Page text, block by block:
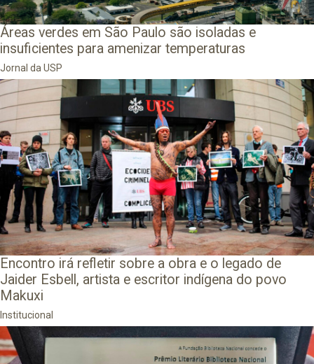
Áreas verdes em São Paulo são isoladas e
insuficientes para amenizar temperaturas
Jornal da USP
Encontro irá refletir sobre a obra e o legado de
Jaider Esbell, artista e escritor indígena do povo
Makuxi
Institucional